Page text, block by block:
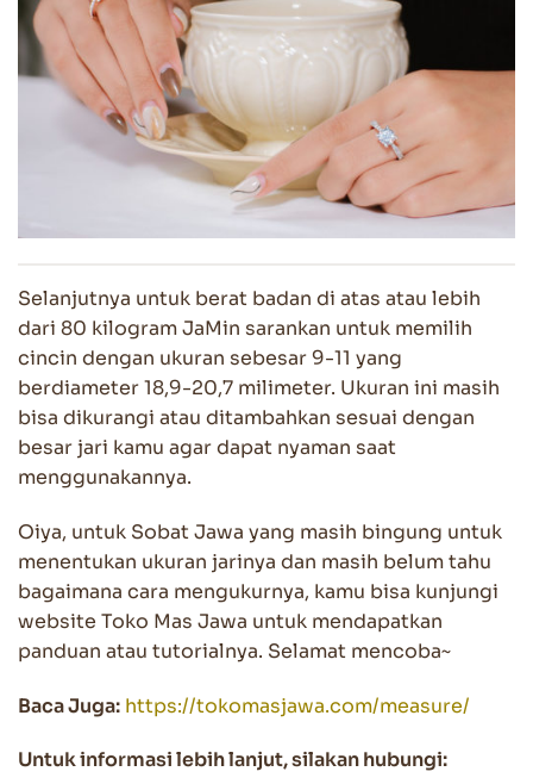
Selanjutnya untuk berat badan di atas atau lebih
dari 80 kilogram JaMin sarankan untuk memilih
cincin dengan ukuran sebesar 9-11 yang
berdiameter 18,9-20,7 milimeter. Ukuran ini masih
bisa dikurangi atau ditambahkan sesuai dengan
besar jari kamu agar dapat nyaman saat
menggunakannya.
Oiya, untuk Sobat Jawa yang masih bingung untuk
menentukan ukuran jarinya dan masih belum tahu
bagaimana cara mengukurnya, kamu bisa kunjungi
website Toko Mas Jawa untuk mendapatkan
panduan atau tutorialnya. Selamat mencoba~
Baca Juga: https://tokomasjawa.com/measure/
Untuk informasi lebih lanjut, silakan hubungi: